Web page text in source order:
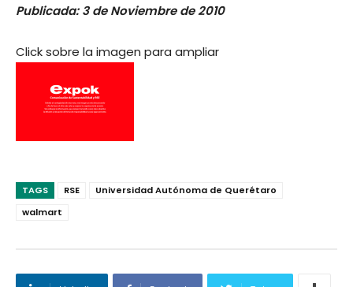
Publicada: 3 de Noviembre de 2010
Click sobre la imagen para ampliar
TAGS RSE
Universidad Autónoma de Querétaro
walmart